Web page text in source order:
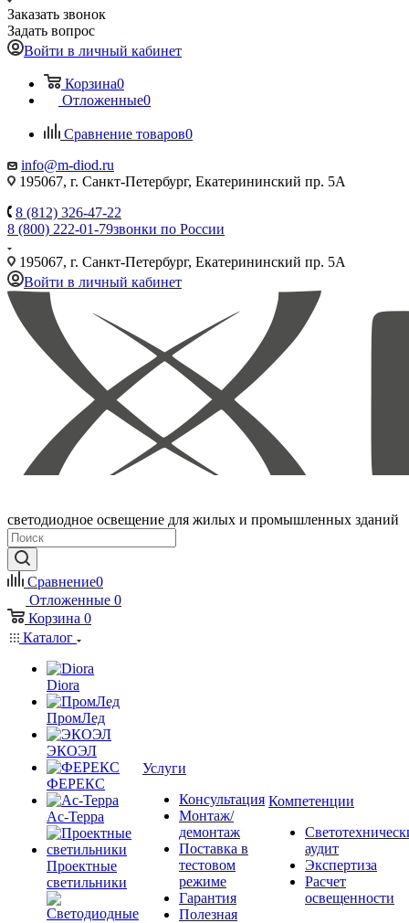
Заказать звонок
Задать вопрос
Войти в личный кабинет
Корзина0
Отложенные0
Сравнение товаров0
info@m-diod.ru
195067, г. Санкт-Петербург, Екатерининский пр. 5А
8 (812) 326-47-22
8 (800) 222-01-79звонки по России
195067, г. Санкт-Петербург, Екатерининский пр. 5А
Войти в личный кабинет
светодиодное освещение для жилых и промышленных зданий
Сравнение0
Отложенные 0
Корзина 0
Каталог
Diora
ПромЛед
ЭКОЭЛ
ФЕРЕКС
Ас-Терра
Проектные
светильники
Услуги
Консультация
Монтаж/
демонтаж
Поставка в
тестовом
режиме
Гарантия
Полезная
Компетенции
аудит
Экспертиза
Расчет
освещенности